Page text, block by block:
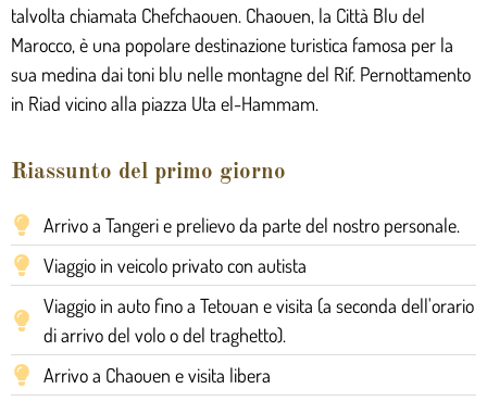
talvolta chiamata Chefchaouen. Chaouen, la Città Blu del
Marocco, è una popolare destinazione turistica famosa per la
sua medina dai toni blu nelle montagne del Rif. Pernottamento
in Riad vicino alla piazza Uta el-Hammam.
Riassunto del primo giorno
Arrivo a Tangeri e prelievo da parte del nostro personale.
Viaggio in veicolo privato con autista
Viaggio in auto fino a Tetouan e visita (a seconda dell'orario
di arrivo del volo o del traghetto).
Arrivo a Chaouen e visita libera